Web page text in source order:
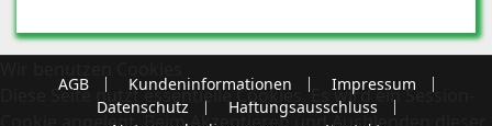
AGB Kundeninformationen
Impressum
Datenschutz
Haftungsausschluss
Diese Seite nutzt essentielle Cookies. Es wird ein Session-